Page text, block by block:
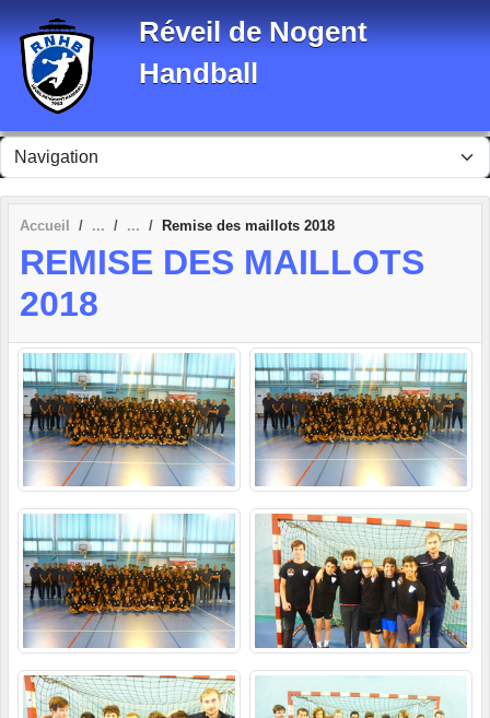
Réveil de Nogent
Handball
Accueil Remise des maillots 2018
REMISE DES MAILLOTS
2018